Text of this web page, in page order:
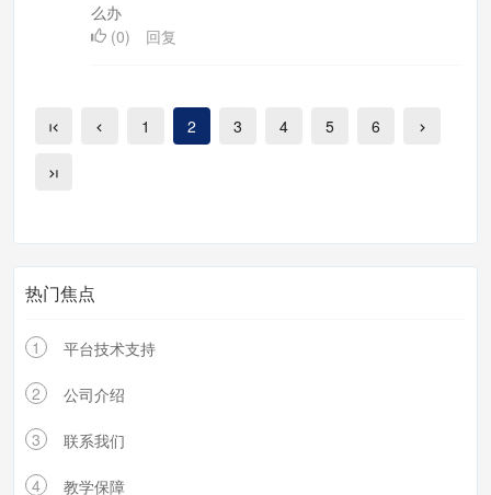
么办
(0) 回复
1 2 3 4 5 6
热门焦点
1 平台技术支持
2 公司介绍
3 联系我们
4 教学保障